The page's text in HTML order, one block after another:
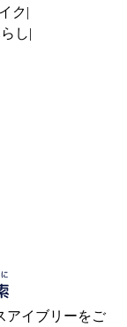
ク
し
アイブリーをご